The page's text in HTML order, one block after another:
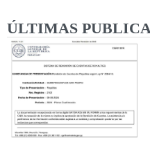
ÚLTIMAS